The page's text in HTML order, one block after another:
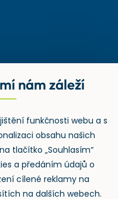
nám záleží
funkčnosti webu a s
obsahu našich
tlačítko „Souhlasím“
a předáním údajů o
cílené reklamy na
na dalších webech.